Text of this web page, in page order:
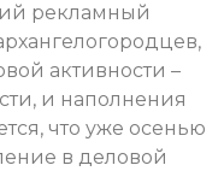
рекламный
активности –
и наполнения
что уже осенью
в деловой